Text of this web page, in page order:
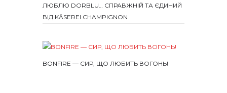
ЛЮБЛЮ DORBLU… СПРАВЖНІЙ ТА ЄДИНИЙ
ВІД KÄSEREI CHAMPIGNON
BONFIRE — СИР, ЩО ЛЮБИТЬ ВОГОНЬ!